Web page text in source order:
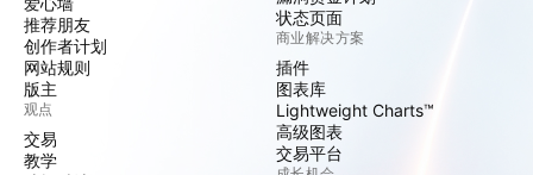
推荐朋友
创作者计划
网站规则
版主
观点
交易
教学
状态页面
商业解决方案
插件
图表库
Lightweight Charts™
高级图表
交易平台